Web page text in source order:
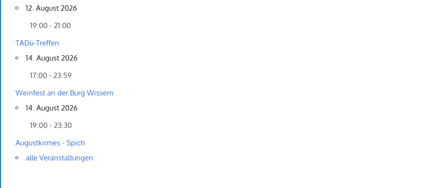
12. August 2026
19:00 - 21:00
TADü-Treffen
14. August 2026
17:00 - 23:59
Weinfest an der Burg Wissem
14. August 2026
19:00 - 23:30
Augustkirmes - Spich
alle Veranstaltungen